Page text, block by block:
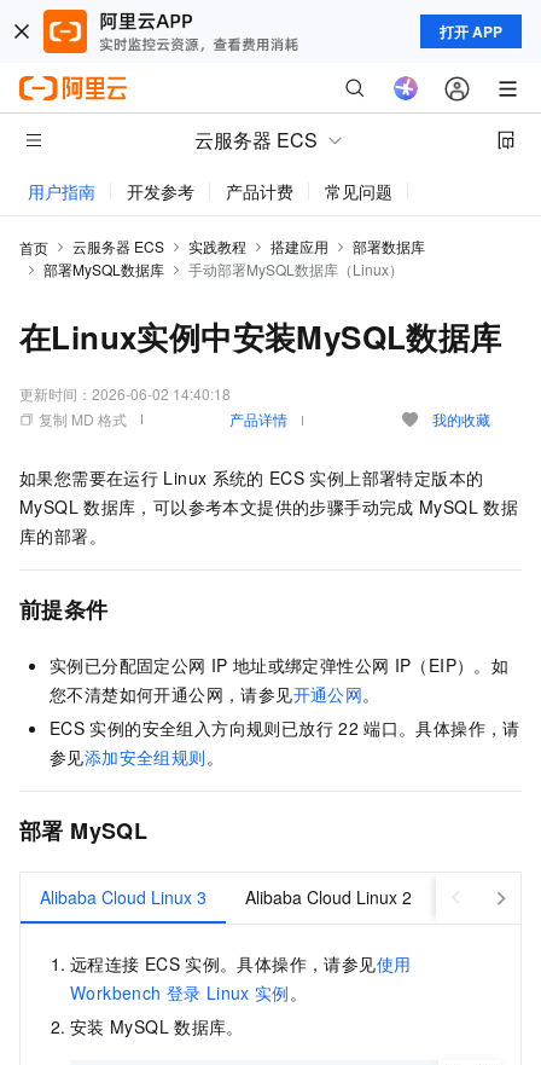
打开 APP
云服务器 ECS
用户指南 开发参考 产品计费 常见问题
首页 云服务器 ECS 实践教程 搭建应用
部署数据库
部署MySQL数据库
手动部署MySQL数据库（Linux）
在Linux实例中安装MySQL数据库
更新时间： 2026-06-02 14:40:18
复制 MD 格式
产品详情 我的收藏
如果您需要在运行 Linux 系统的 ECS 实例上部署特定版本的
MySQL 数据库，可以参考本文提供的步骤手动完成 MySQL 数据
库的部署。
前提条件
实例已分配固定公网 IP 地址或绑定弹性公网 IP（EIP）。如
您不清楚如何开通公网，请参见开通公网。
ECS 实例的安全组入方向规则已放行 22 端口。具体操作，请
参见添加安全组规则。
部署 MySQL
Alibaba Cloud Linux 3 Alibaba Cloud Linux 2 CentOS 8
远程连接 ECS 实例。具体操作，请参见使用
Workbench 登录 Linux 实例。
安装 MySQL 数据库。